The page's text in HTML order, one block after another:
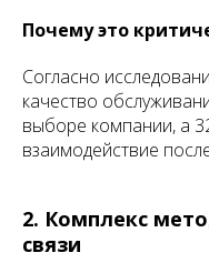
Почему это
Согласно
качество
выборе компании, а
взаимодействие
2. Комплекс
связи